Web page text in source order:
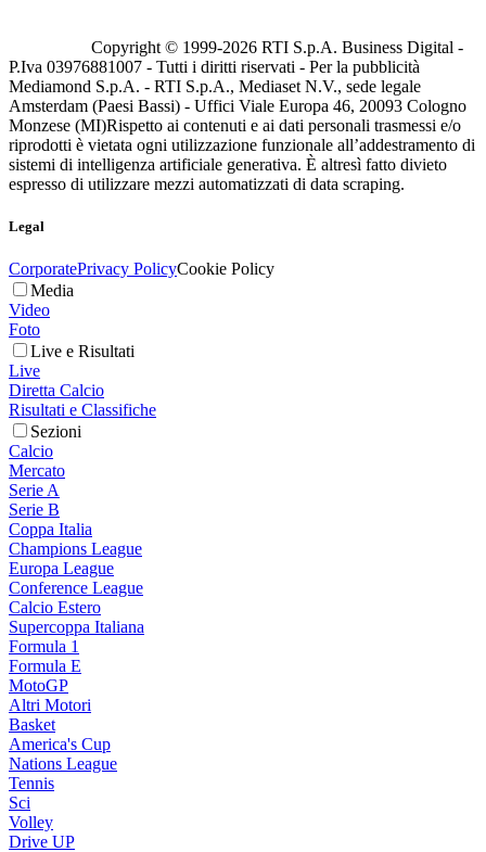
Copyright © 1999-2026 RTI S.p.A. Business Digital -
P.Iva 03976881007 - Tutti i diritti riservati - Per la pubblicità
Mediamond S.p.A. - RTI S.p.A., Mediaset N.V., sede legale
Amsterdam (Paesi Bassi) - Uffici Viale Europa 46, 20093 Cologno
Monzese (MI)Rispetto ai contenuti e ai dati personali trasmessi e/o
riprodotti è vietata ogni utilizzazione funzionale all’addestramento di
sistemi di intelligenza artificiale generativa. È altresì fatto divieto
espresso di utilizzare mezzi automatizzati di data scraping.
Legal
CorporatePrivacy PolicyCookie Policy
Media
Video
Foto
Live e Risultati
Live
Diretta Calcio
Risultati e Classifiche
Sezioni
Calcio
Mercato
Serie A
Serie B
Coppa Italia
Champions League
Europa League
Conference League
Calcio Estero
Supercoppa Italiana
Formula 1
Formula E
MotoGP
Altri Motori
Basket
America's Cup
Nations League
Tennis
Sci
Volley
Drive UP